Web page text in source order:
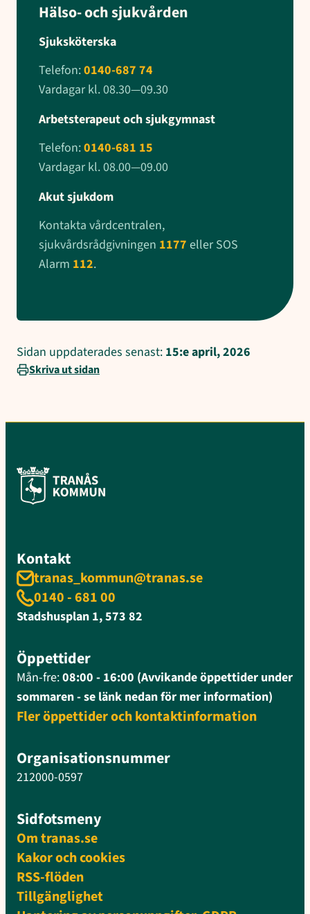
Hälso- och sjukvården
Sjuksköterska
Telefon:0140-687 74
Vardagar kl. 08.30—09.30
Arbetsterapeut och sjukgymnast
Telefon:0140-681 15
Vardagar kl. 08.00—09.00
Akut sjukdom
Kontakta vårdcentralen,
sjukvårdsrådgivningen 1177 eller SOS
Alarm 112.
Sidan uppdaterades senast: 15:e april, 2026
Skriva ut sidan
Kontakt
tranas_kommun@tranas.se
0140 - 681 00
Stadshusplan 1, 573 82
Öppettider
Mån-fre:08:00 - 16:00 (Avvikande öppettider under
sommaren - se länk nedan för mer information)
Fler öppettider och kontaktinformation
Organisationsnummer
212000-0597
Sidfotsmeny
Om tranas.se
Kakor och cookies
RSS-flöden
Tillgänglighet